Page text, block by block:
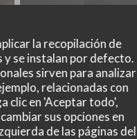
la recopilación de
y se instalan por defecto.
sirven para analizar
relacionadas con
clic en 'Aceptar todo',
sus opciones en
de las páginas del